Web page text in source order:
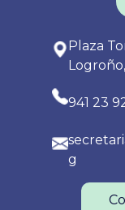
Plaza
941 23
g